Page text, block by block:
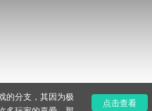
的分支，其因为极
点击查看